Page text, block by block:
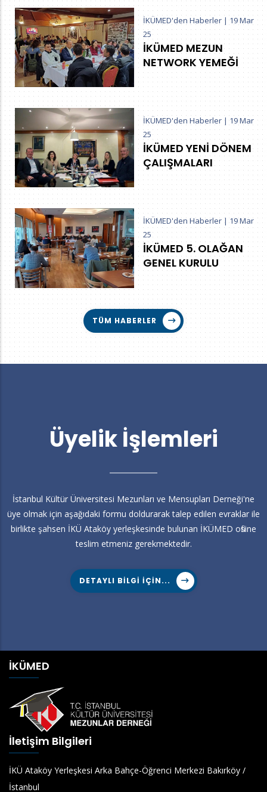
İKÜMED'den Haberler |19 Mar
25
İKÜMED MEZUN
NETWORK YEMEĞİ
İKÜMED'den Haberler |19 Mar
25
İKÜMED YENİ DÖNEM
ÇALIŞMALARI
İKÜMED'den Haberler |19 Mar
25
İKÜMED 5. OLAĞAN
GENEL KURULU
TÜM HABERLER
Üyelik İşlemleri
İstanbul Kültür Üniversitesi Mezunları ve Mensupları Derneği'ne
üye olmak için aşağıdaki formu doldurarak talep edilen evraklar ile
birlikte şahsen İKÜ Ataköy yerleşkesinde bulunan İKÜMED ofisine
teslim etmeniz gerekmektedir.
DETAYLI BILGI IÇIN...
İKÜMED
İletişim Bilgileri
İKÜ Ataköy Yerleşkesi Arka Bahçe-Öğrenci Merkezi Bakırköy /
İstanbul